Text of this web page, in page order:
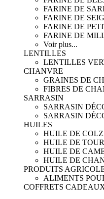
FARINE DE
FARINE DE
FARINE DE
FARINE DE
Voir plus...
LENTILLES
LENTILLES
CHANVRE
GRAINES DE
FIBRES DE
SARRASIN
SARRASIN
SARRASIN
HUILES
HUILE DE
HUILE DE
HUILE DE
HUILE DE
PRODUITS
ALIMENTS
COFFRETS